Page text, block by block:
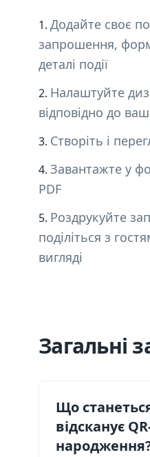
Додайте своє
запрошення,
деталі події
Налаштуйте
відповідно до
Створіть і
Завантажте у
PDF
Роздрукуйте
поділіться з
вигляді
Загальні
Що
відсканує